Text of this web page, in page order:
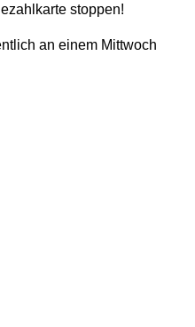
stoppen!
an einem Mittwoch